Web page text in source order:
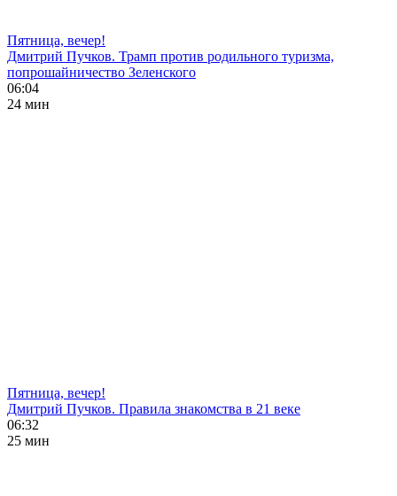
Пятница, вечер!
Дмитрий Пучков. Трамп против родильного туризма,
попрошайничество Зеленского
06:04
24 мин
Пятница, вечер!
Дмитрий Пучков. Правила знакомства в 21 веке
06:32
25 мин